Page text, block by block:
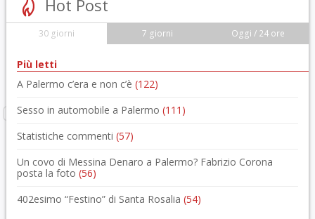
Hot Post
30 giorni 7 giorni Oggi / 24 ore
Più letti
A Palermo c’era e non c’è (122)
Sesso in automobile a Palermo (111)
Statistiche commenti (57)
Un covo di Messina Denaro a Palermo? Fabrizio Corona
posta la foto (56)
402esimo “Festino” di Santa Rosalia (54)